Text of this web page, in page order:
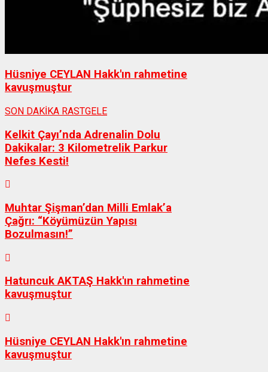
Hüsniye CEYLAN Hakk'ın rahmetine
kavuşmuştur
SON DAKİKA RASTGELE
Kelkit Çayı’nda Adrenalin Dolu
Dakikalar: 3 Kilometrelik Parkur
Nefes Kesti!
Muhtar Şişman’dan Milli Emlak’a
Çağrı: “Köyümüzün Yapısı
Bozulmasın!”
Hatuncuk AKTAŞ Hakk'ın rahmetine
kavuşmuştur
Hüsniye CEYLAN Hakk'ın rahmetine
kavuşmuştur